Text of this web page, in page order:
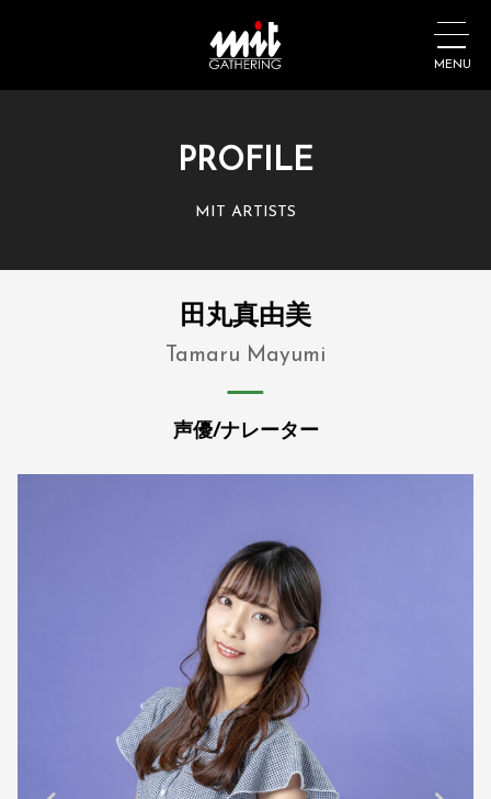
MENU
PROFILE
MIT ARTISTS
田丸真由美
Tamaru Mayumi
声優/ナレーター